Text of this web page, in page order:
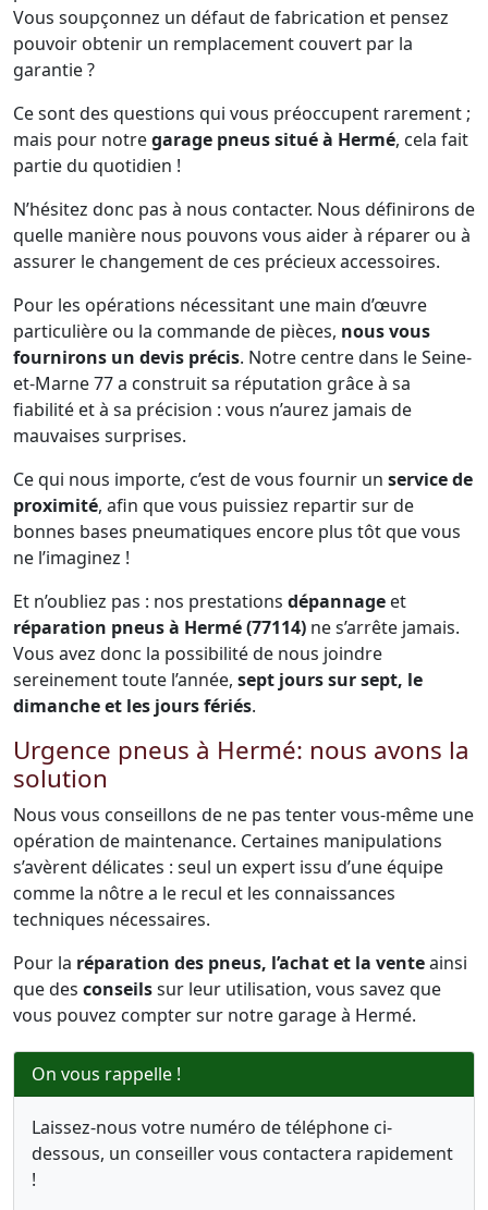
Vous soupçonnez un défaut de fabrication et pensez
pouvoir obtenir un remplacement couvert par la
garantie ?
Ce sont des questions qui vous préoccupent rarement ;
mais pour notregarage pneus situé à Hermé, cela fait
partie du quotidien !
N’hésitez donc pas à nous contacter. Nous définirons de
quelle manière nous pouvons vous aider à réparer ou à
assurer le changement de ces précieux accessoires.
Pour les opérations nécessitant une main d’œuvre
particulière ou la commande de pièces, nous vous
fournirons un devis précis. Notre centre dans le Seine-
et-Marne 77 a construit sa réputation grâce à sa
fiabilité et à sa précision : vous n’aurez jamais de
mauvaises surprises.
Ce qui nous importe, c’est de vous fournir un service de
proximité, afin que vous puissiez repartir sur de
bonnes bases pneumatiques encore plus tôt que vous
ne l’imaginez !
Et n’oubliez pas : nos prestations dépannage et
réparation pneus à Hermé (77114) ne s’arrête jamais.
Vous avez donc la possibilité de nous joindre
sereinement toute l’année, sept jours sur sept, le
dimanche et les jours fériés.
Urgence pneus à Hermé: nous avons la
solution
Nous vous conseillons de ne pas tenter vous-même une
opération de maintenance. Certaines manipulations
s’avèrent délicates : seul un expert issu d’une équipe
comme la nôtre a le recul et les connaissances
techniques nécessaires.
Pour la réparation des pneus, l’achat et la venteainsi
que des conseilssur leur utilisation, vous savez que
vous pouvez compter sur notre garage à Hermé.
On vous rappelle !
Laissez-nous votre numéro de téléphone ci-
dessous, un conseiller vous contactera rapidement
!